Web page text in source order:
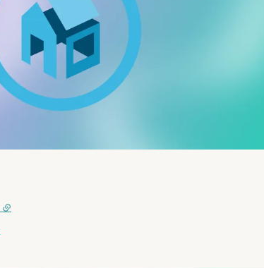
(lien externe)